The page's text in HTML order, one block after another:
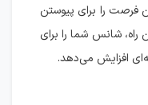
فرصت را برای پیوستن
راه، شانس شما را برای
افزایش می‌دهد.